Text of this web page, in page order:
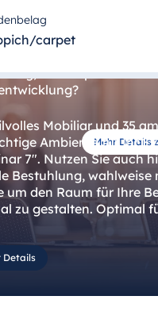
carpet
Mehr Details
7
eine Supervision
Mobiliar und 35
Ambiente für Ihr
7". Nutzen Sie auch
Bestuhlung, wahlweise
um den Raum für Ihre
zu gestalten. Optimal
mobiles
Details